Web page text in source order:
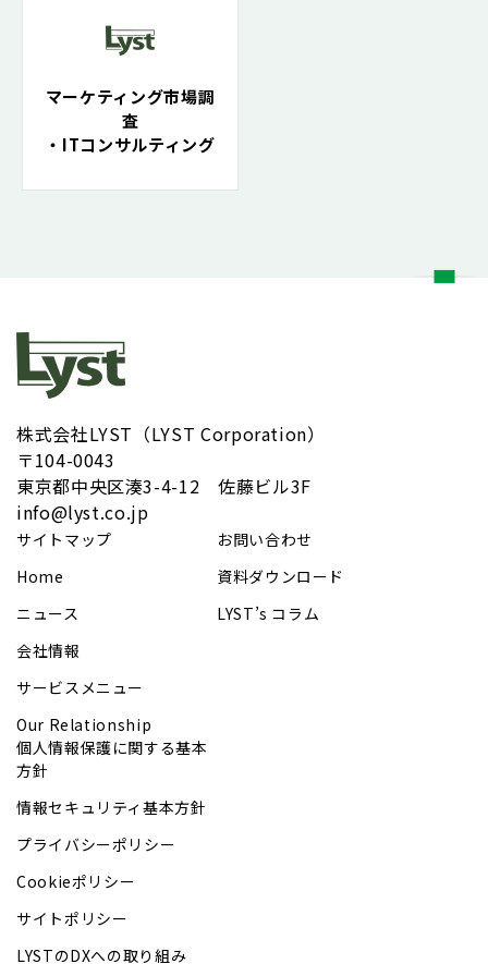
マーケティング市場調
査
・ITコンサルティング
株式会社LYST（LYST Corporation）
〒104-0043
​東京都中央区湊3-4-12 佐藤ビル3F
info@lyst.co.jp
サイトマップ
Home
ニュース
会社情報
サービスメニュー
Our Relationship
お問い合わせ
資料ダウンロード
LYST’s コラム
個人情報保護に関する基本
方針
情報セキュリティ基本方針
プライバシーポリシー
Cookieポリシー
サイトポリシー
LYSTのDXへの取り組み